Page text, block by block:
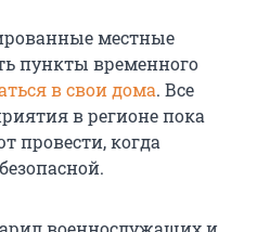
местные
пункты временного
в свои дома. Все
в регионе пока
провести, когда